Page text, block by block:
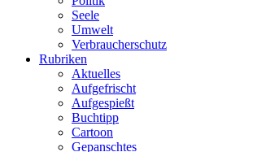
Seele
Umwelt
Verbraucherschutz
Rubriken
Aktuelles
Aufgefrischt
Aufgespießt
Buchtipp
Cartoon
Gepanschtes